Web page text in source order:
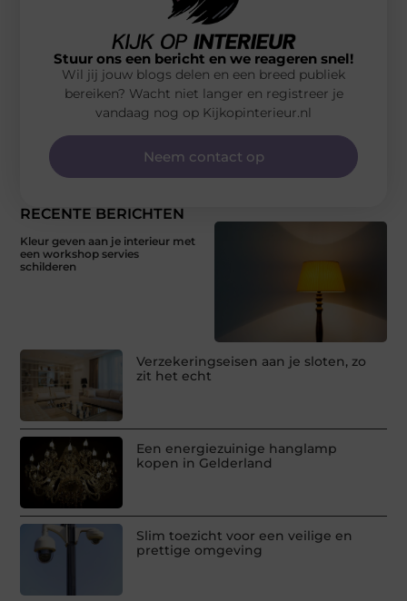
RECENTE BERICHTEN
Kleur geven aan je interieur met
een workshop servies
schilderen
Verzekeringseisen aan je sloten, zo
zit het echt
Een energiezuinige hanglamp
kopen in Gelderland
Slim toezicht voor een veilige en
prettige omgeving
Stuur ons een bericht en we reageren snel!
Wil jij jouw blogs delen en een breed publiek
bereiken? Wacht niet langer en registreer je
vandaag nog op Kijkopinterieur.nl
Neem contact op